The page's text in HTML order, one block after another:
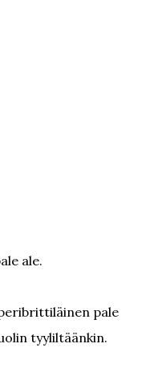
ale.
pale
tyyliltäänkin.